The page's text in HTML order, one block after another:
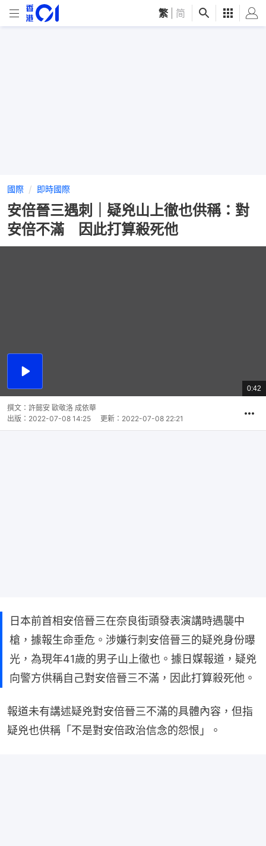
繁 简
國際 即時國際
安倍晉三遇刺｜疑兇山上徹也供稱：對
安倍不滿 因此打算殺死他
播
總
共
0:42
撰文： 許懿安 歐敬洛 成依華
出版： 2022-07-08 14:25 更新： 2022-07-08 22:21
日本前首相安倍晉三在奈良街頭發表演講時遇襲中
槍，據報生命垂危。涉嫌行刺安倍晉三的疑兇身份曝
光，為現年41歲的男子山上徹也。據日媒報道，疑兇
向警方供稱自己對安倍晉三不滿，因此打算殺死他。
報道未有講述疑兇對安倍晉三不滿的具體內容，但指
疑兇也供稱「不是對安倍政治信念的怨恨」。